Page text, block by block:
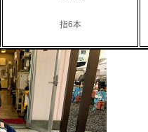
指6本